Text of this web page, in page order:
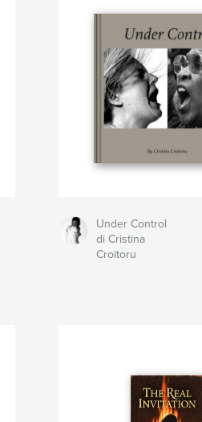
Under Control
di Cristina
Croitoru